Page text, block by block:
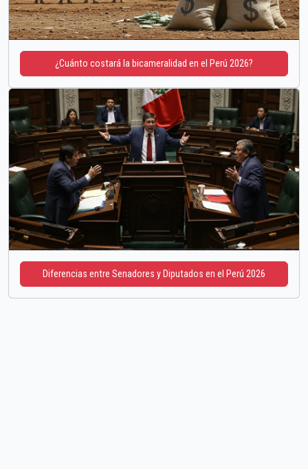
¿Cuánto costará la bicameralidad en el Perú 2026?
Diferencias entre Senadores y Diputados en el Perú 2026